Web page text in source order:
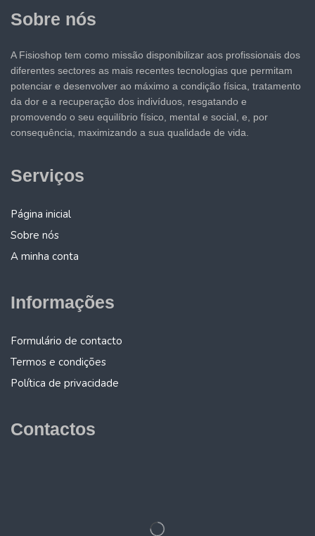
Sobre nós
A Fisioshop tem como missão disponibilizar aos profissionais dos
diferentes sectores as mais recentes tecnologias que permitam
potenciar e desenvolver ao máximo a condição física, tratamento
da dor e a recuperação dos indivíduos, resgatando e
promovendo o seu equilíbrio físico, mental e social, e, por
consequência, maximizando a sua qualidade de vida.
Serviços
Página inicial
Sobre nós
A minha conta
Informações
Formulário de contacto
Termos e condições
Política de privacidade
Contactos